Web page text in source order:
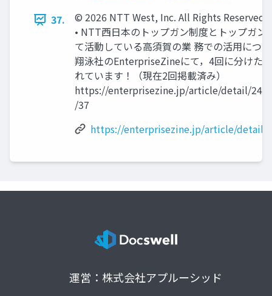
37.
© 2026 NTT West, Inc. All Rights Reserved.
• NTT西日本のトップガン制度とトップガン
て活動している高須賀の業 務での活用につ
翔泳社のEnterpriseZineにて，4回に分けた
れています！（現在2回掲載済み）
https://enterprisezine.jp/article/detail/
/37
https://enterprisezine.jp/article/detail/
運営：株式会社アプルーシッド